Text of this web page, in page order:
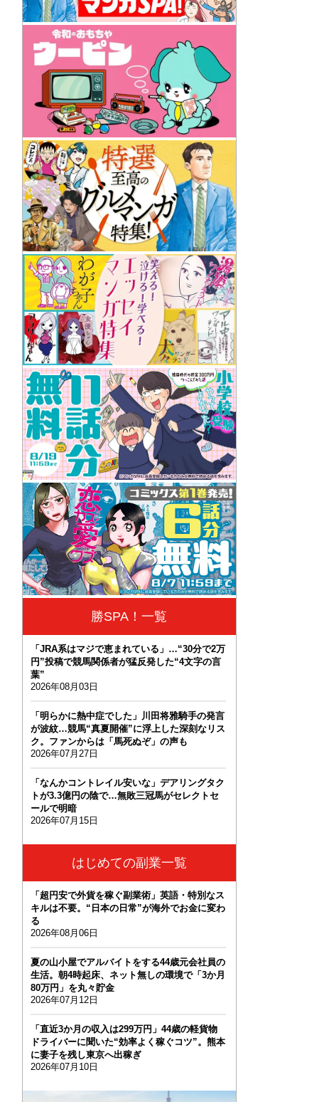
勝SPA！一覧
「JRA系はマジで恵まれている」…“30分で2万
円”投稿で競馬関係者が猛反発した“4文字の言
葉”
2026年08月03日
「明らかに熱中症でした」川田将雅騎手の発言
が波紋…競馬“真夏開催”に浮上した深刻なリス
ク。ファンからは「馬死ぬぞ」の声も
2026年07月27日
「なんかコントレイル安いな」デアリングタク
トが3.3億円の陰で…無敗三冠馬がセレクトセ
ールで明暗
2026年07月15日
はじめての副業一覧
「超円安で外貨を稼ぐ副業術」英語・特別なス
キルは不要。“日本の日常”が海外でお金に変わ
る
2026年08月06日
夏の山小屋でアルバイトをする44歳元会社員の
生活。朝4時起床、ネット無しの環境で「3か月
80万円」を丸々貯金
2026年07月12日
「直近3か月の収入は299万円」44歳の軽貨物
ドライバーに聞いた“効率よく稼ぐコツ”。熊本
に妻子を残し東京へ出稼ぎ
2026年07月10日